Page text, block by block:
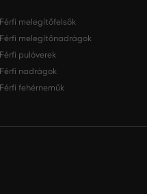
Férfi melegítőfelsők
Férfi melegítőnadrágok
Férfi pulóverek
Férfi nadrágok
Férfi fehérneműk